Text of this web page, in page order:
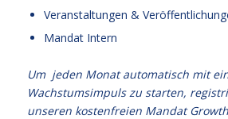
Veranstaltungen &
Mandat Intern
Um jeden Monat automatisch mit
Wachstumsimpuls zu starten,
unseren kostenfreien Mandat